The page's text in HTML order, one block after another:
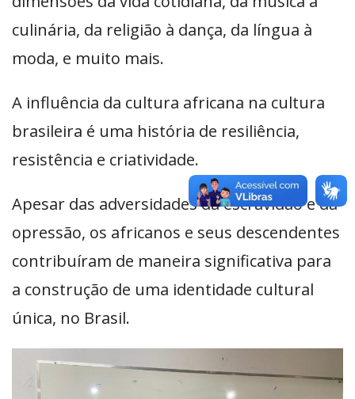
culinária, da religião à dança, da língua à
moda, e muito mais.
A influência da cultura africana na cultura
brasileira é uma história de resiliência,
resistência e criatividade.
Apesar das adversidades da escravidão e da
opressão, os africanos e seus descendentes
contribuíram de maneira significativa para
a construção de uma identidade cultural
única, no Brasil.